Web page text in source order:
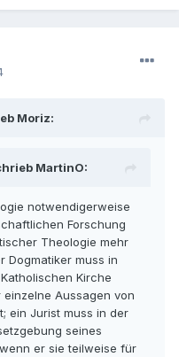
Moriz:
MartinO:
notwendigerweise
Forschung
Theologie mehr
Dogmatiker muss in
Kirche
Aussagen von
ein Jurist muss in der
seines
er sie teilweise für